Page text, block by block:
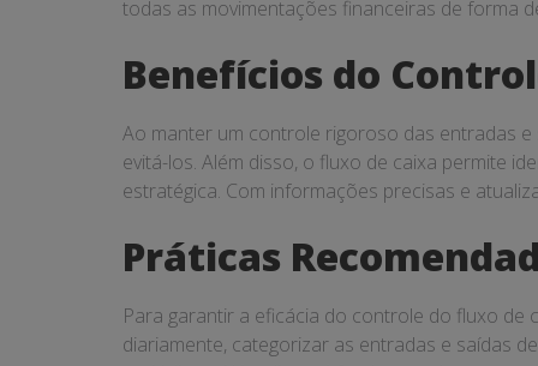
todas as movimentações financeiras de forma
Benefícios do
Ao manter um controle rigoroso das entradas
evitá-los. Além disso, o fluxo de caixa permite
estratégica. Com informações precisas e
Práticas
Para garantir a eficácia do controle do fluxo
diariamente, categorizar as entradas e saídas